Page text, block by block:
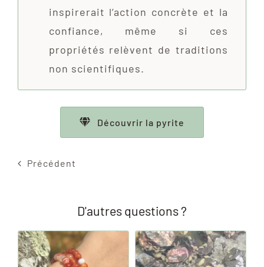
inspirerait l’action concrète et la
confiance, même si ces
propriétés relèvent de traditions
non scientifiques.
Découvrir la pyrite
Précédent
D'autres questions ?